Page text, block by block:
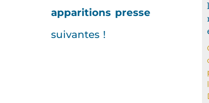
apparitions presse
suivantes !